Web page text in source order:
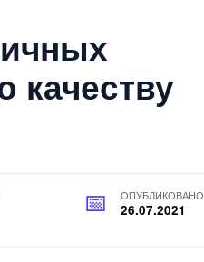
качеству
ОПУБЛИКОВАНО
26.07.2021